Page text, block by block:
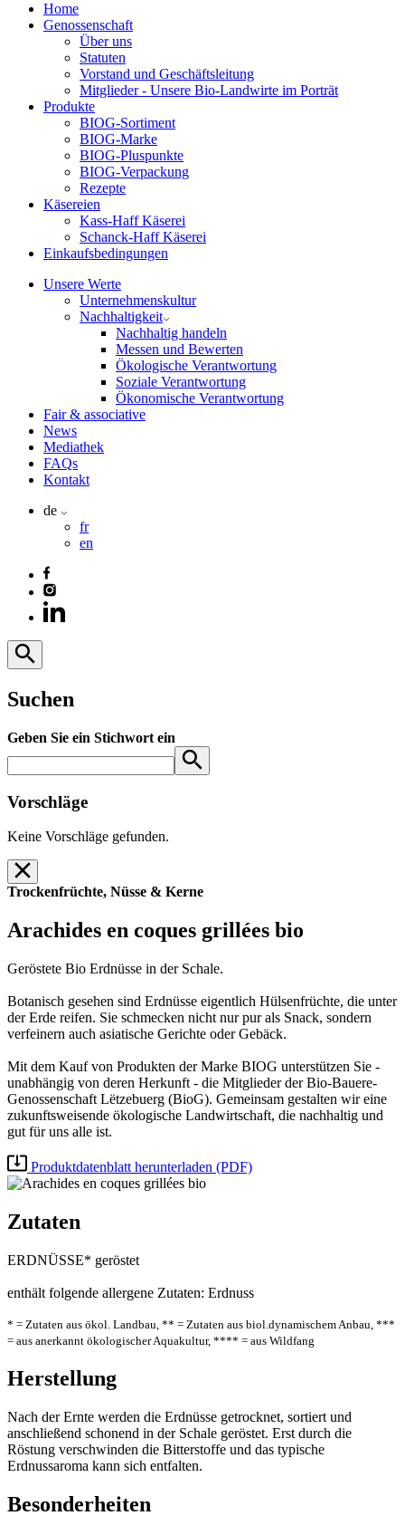
Home
Genossenschaft
Über uns
Statuten
Vorstand und Geschäftsleitung
Mitglieder - Unsere Bio-Landwirte im Porträt
Produkte
BIOG-Sortiment
BIOG-Marke
BIOG-Pluspunkte
BIOG-Verpackung
Rezepte
Käsereien
Kass-Haff Käserei
Schanck-Haff Käserei
Einkaufsbedingungen
Unsere Werte
Unternehmenskultur
Nachhaltigkeit
Nachhaltig handeln
Messen und Bewerten
Ökologische Verantwortung
Soziale Verantwortung
Ökonomische Verantwortung
Fair & associative
News
Mediathek
FAQs
Kontakt
de
fr
en
Suchen
Geben Sie ein Stichwort ein
Vorschläge
Keine Vorschläge gefunden.
Trockenfrüchte, Nüsse & Kerne
Arachides en coques grillées bio
Geröstete Bio Erdnüsse in der Schale.
Botanisch gesehen sind Erdnüsse eigentlich Hülsenfrüchte, die unter
der Erde reifen. Sie schmecken nicht nur pur als Snack, sondern
verfeinern auch asiatische Gerichte oder Gebäck.
Mit dem Kauf von Produkten der Marke BIOG unterstützen Sie -
unabhängig von deren Herkunft - die Mitglieder der Bio-Bauere-
Genossenschaft Lëtzebuerg (BioG). Gemeinsam gestalten wir eine
zukunftsweisende ökologische Landwirtschaft, die nachhaltig und
gut für uns alle ist.
Produktdatenblatt herunterladen (PDF)
Zutaten
ERDNÜSSE* geröstet
enthält folgende allergene Zutaten: Erdnuss
* = Zutaten aus ökol. Landbau, ** = Zutaten aus biol.dynamischem Anbau, ***
= aus anerkannt ökologischer Aquakultur, **** = aus Wildfang
Herstellung
Nach der Ernte werden die Erdnüsse getrocknet, sortiert und
anschließend schonend in der Schale geröstet. Erst durch die
Röstung verschwinden die Bitterstoffe und das typische
Erdnussaroma kann sich entfalten.
Besonderheiten